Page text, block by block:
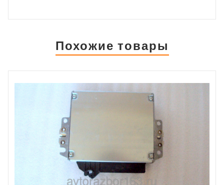
Похожие товары